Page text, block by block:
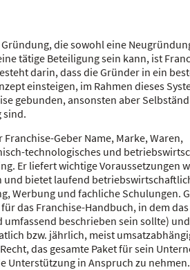
die sowohl eine
tätige Beteiligung sein kann, ist
darin, dass die Gründer in ein
einsteigen, im Rahmen dieses
gebunden, ansonsten aber
sind.
Geber Name, Marke, Waren,
technologisches und
Er liefert wichtige Voraussetzungen
bietet laufend
Werbung und fachliche Schulungen.
das Franchise-Handbuch, in dem
umfassend beschrieben sein sollte)
bzw. jährlich, meist
das gesamte Paket für sein
Unterstützung in Anspruch zu nehmen.